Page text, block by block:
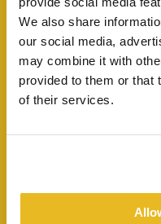
We also share
our social media,
may combine it with
provided to them or that
of their services.
TURF
TURF